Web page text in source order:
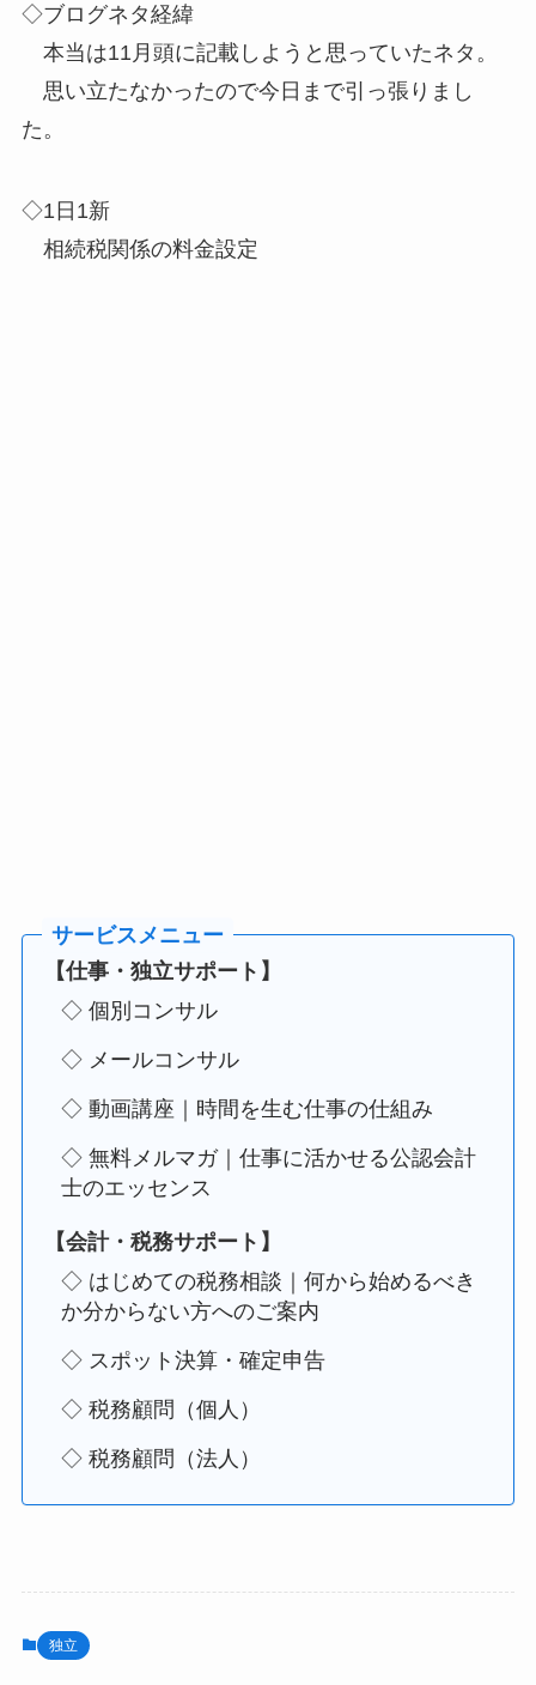
◇ブログネタ経緯
本当は11月頭に記載しようと思っていたネタ。
思い立たなかったので今日まで引っ張りまし
た。
◇1日1新
相続税関係の料金設定
【仕事・独立サポート】
◇ 個別コンサル
◇ メールコンサル
◇ 動画講座｜時間を生む仕事の仕組み
◇ 無料メルマガ｜仕事に活かせる公認会計
士のエッセンス
【会計・税務サポート】
◇ はじめての税務相談｜何から始めるべき
か分からない方へのご案内
◇ スポット決算・確定申告
◇ 税務顧問（個人）
◇ 税務顧問（法人）
独立